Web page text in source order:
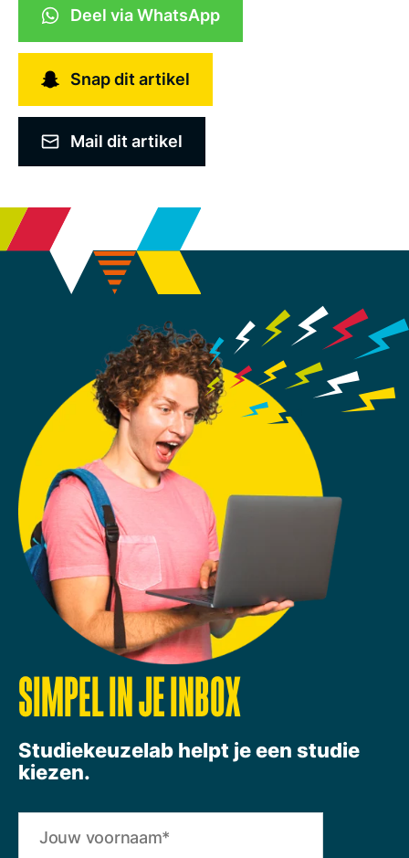
Deel via WhatsApp
Snap dit artikel
Mail dit artikel
SIMPEL IN JE INBOX
Studiekeuzelab helpt je een studie
kiezen.